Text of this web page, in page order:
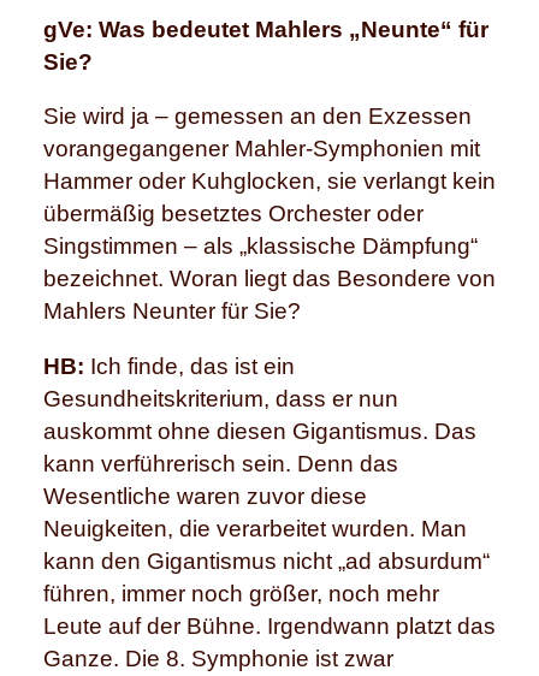
gVe: Was bedeutet Mahlers „Neunte“ für
Sie?
Sie wird ja – gemessen an den Exzessen
vorangegangener Mahler-Symphonien mit
Hammer oder Kuhglocken, sie verlangt kein
übermäßig besetztes Orchester oder
Singstimmen – als „klassische Dämpfung“
bezeichnet. Woran liegt das Besondere von
Mahlers Neunter für Sie?
HB: Ich finde, das ist ein
Gesundheitskriterium, dass er nun
auskommt ohne diesen Gigantismus. Das
kann verführerisch sein. Denn das
Wesentliche waren zuvor diese
Neuigkeiten, die verarbeitet wurden. Man
kann den Gigantismus nicht „ad absurdum“
führen, immer noch größer, noch mehr
Leute auf der Bühne. Irgendwann platzt das
Ganze. Die 8. Symphonie ist zwar